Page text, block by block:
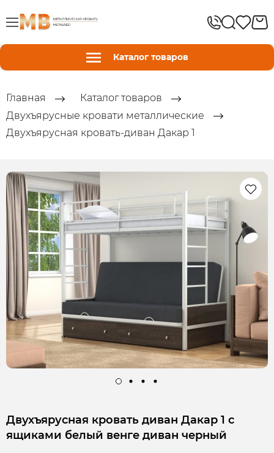
Каталог товаров
Главная
Каталог товаров
Двухъярусные кровати металлические
Двухъярусная кровать-диван Дакар 1
Двухъярусная кровать диван Дакар 1 с
ящиками белый венге диван черный